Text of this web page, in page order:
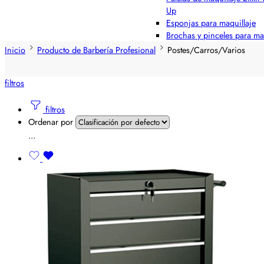
Up
Esponjas para maquillaje
Brochas y pinceles para
Inicio Producto de Barbería Profesional Postes/Carros/Varios
filtros
filtros
Ordenar por
...